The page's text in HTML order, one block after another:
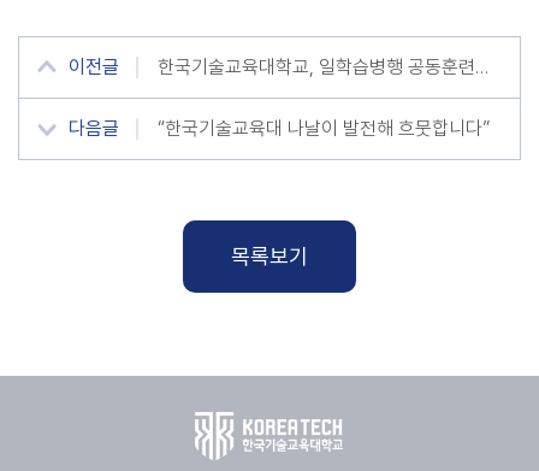
이전글 한국기술교육대학교, 일학습병행 공동훈련센터 성과평가 최우수 ‘S등급’
다음글 “한국기술교육대 나날이 발전해 흐뭇합니다”
목록보기